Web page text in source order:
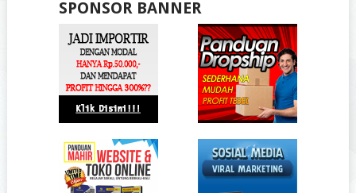
SPONSOR BANNER